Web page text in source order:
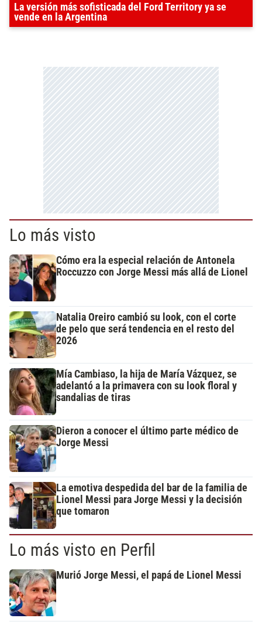
La versión más sofisticada del Ford Territory ya se
vende en la Argentina
Lo más visto
Cómo era la especial relación de Antonela
Roccuzzo con Jorge Messi más allá de Lionel
Natalia Oreiro cambió su look, con el corte
de pelo que será tendencia en el resto del
2026
Mía Cambiaso, la hija de María Vázquez, se
adelantó a la primavera con su look floral y
sandalias de tiras
Dieron a conocer el último parte médico de
Jorge Messi
La emotiva despedida del bar de la familia de
Lionel Messi para Jorge Messi y la decisión
que tomaron
Lo más visto en Perfil
Murió Jorge Messi, el papá de Lionel Messi